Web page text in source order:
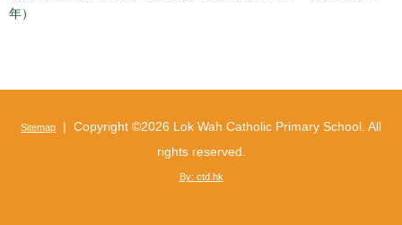
年）
Sitemap | Copyright ©2026 Lok Wah Catholic Primary School. All
rights reserved.
By: ctd.hk